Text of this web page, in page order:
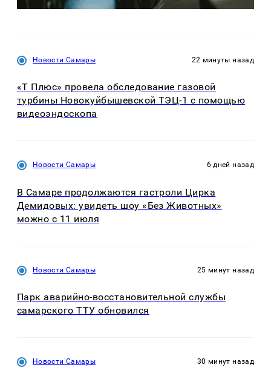
Новости Самары 22 минуты назад
«Т Плюс» провела обследование газовой
турбины Новокуйбышевской ТЭЦ-1 с помощью
видеоэндоскопа
Новости Самары 6 дней назад
В Самаре продолжаются гастроли Цирка
Демидовых: увидеть шоу «Без Животных»
можно с 11 июля
Новости Самары 25 минут назад
Парк аварийно-восстановительной службы
самарского ТТУ обновился
Новости Самары 30 минут назад